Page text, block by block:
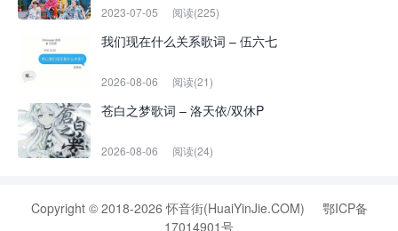
2023-07-05 阅读(225)
我们现在什么关系歌词 – 伍六七
2026-08-06 阅读(21)
苍白之梦歌词 – 洛天依/双休P
2026-08-06 阅读(24)
Copyright © 2018-2026 怀音街(HuaiYinJie.COM)
鄂ICP备
17014901号